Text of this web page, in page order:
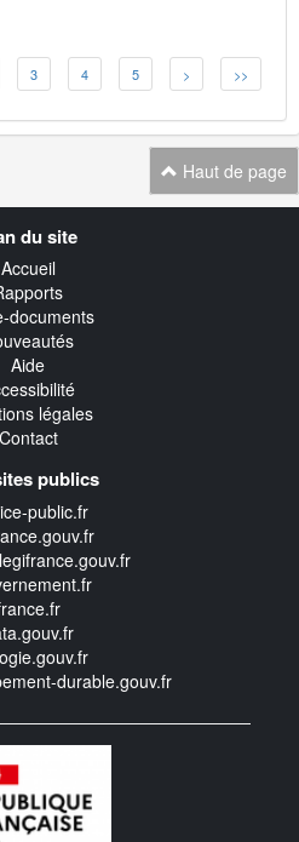
3 4 5 > >>
Haut de page
du site
Accueil
documents
Aide
légales
Contact
publics
public.fr
durable.gouv.fr